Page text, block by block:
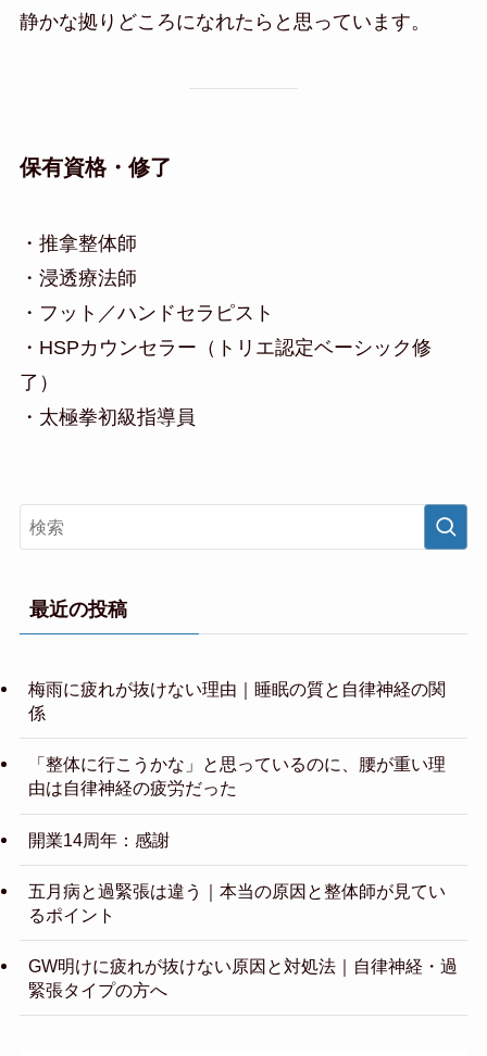
静かな拠りどころになれたらと思っています。
保有資格・修了
・推拿整体師
・浸透療法師
・フット／ハンドセラピスト
・HSPカウンセラー（トリエ認定ベーシック修
了）
・太極拳初級指導員
最近の投稿
梅雨に疲れが抜けない理由｜睡眠の質と自律神経の関
係
「整体に行こうかな」と思っているのに、腰が重い理
由は自律神経の疲労だった
開業14周年：感謝
五月病と過緊張は違う｜本当の原因と整体師が見てい
るポイント
GW明けに疲れが抜けない原因と対処法｜自律神経・過
緊張タイプの方へ